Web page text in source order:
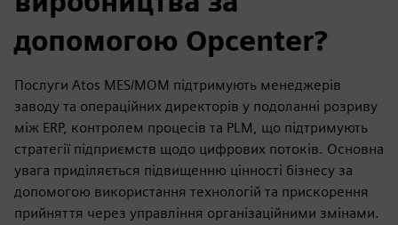
допомогою Opcenter?
Послуги Atos MES/MOM підтримують менеджерів
заводу та операційних директорів у подоланні розриву
між ERP, контролем процесів та PLM, що підтримують
стратегії підприємств щодо цифрових потоків. Основна
увага приділяється підвищенню цінності бізнесу за
допомогою використання технологій та прискорення
прийняття через управління організаційними змінами.